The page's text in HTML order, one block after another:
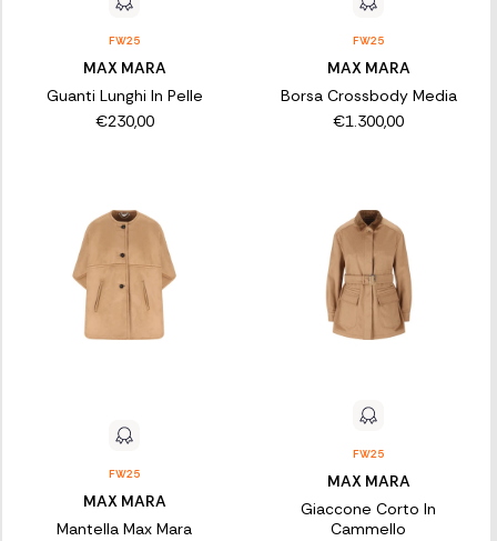
FW25
MAX MARA
Guanti Lunghi In Pelle
€230,00
FW25
MAX MARA
Borsa Crossbody Media
€1.300,00
FW25
MAX MARA
Mantella Max Mara
FW25
MAX MARA
Giaccone Corto In
Cammello